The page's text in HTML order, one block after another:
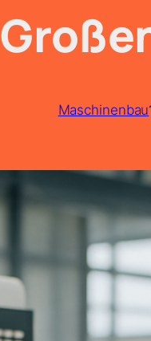
Maschinenbau